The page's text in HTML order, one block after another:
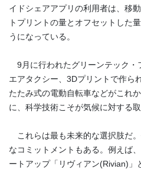
イドシェアアプリの利用者は、移
トプリントの量とオフセットした
うになっている。
9 月に行われたグリーンテック
エアタクシー、 3Dプリントで作ら
たたみ式の電動自転車などがこれ
に、科学技術こそが気候に対する
これらは最も未来的な選択肢だ
なコミットメントもある。例えば
ートアップ「リヴィアン(Rivian)